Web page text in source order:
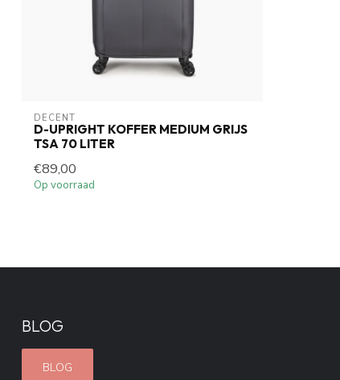
DECENT
D-UPRIGHT KOFFER MEDIUM GRIJS
TSA 70 LITER
€89,00
Op voorraad
BLOG
BLOG